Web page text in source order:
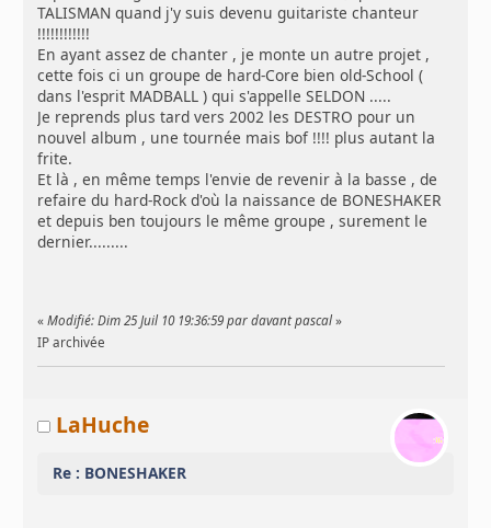
TALISMAN quand j'y suis devenu guitariste chanteur
!!!!!!!!!!!!
En ayant assez de chanter , je monte un autre projet ,
cette fois ci un groupe de hard-Core bien old-School (
dans l'esprit MADBALL ) qui s'appelle SELDON .....
Je reprends plus tard vers 2002 les DESTRO pour un
nouvel album , une tournée mais bof !!!! plus autant la
frite.
Et là , en même temps l'envie de revenir à la basse , de
refaire du hard-Rock d'où la naissance de BONESHAKER
et depuis ben toujours le même groupe , surement le
dernier.........
«Modifié: Dim 25 Juil 10 19:36:59 par davant pascal»
IP archivée
LaHuche
Re : BONESHAKER